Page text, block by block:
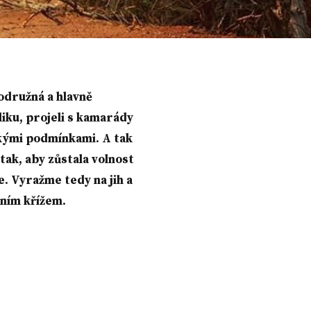
a hlavně
projeli s kamarády
podmínkami. A tak
aby zůstala volnost
Vyražme tedy na jih a
křížem.